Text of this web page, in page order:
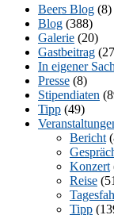
Beers Blog (8)
Blog (388)
Galerie (20)
Gastbeitrag
In eigener
Presse (8)
Stipendiaten
Tipp (49)
Bericht
Konzert
Reise
Tipp